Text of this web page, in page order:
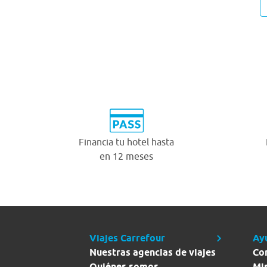
Financia tu hotel hasta
en 12 meses
Viajes Carrefour
Nuestras agencias de viajes